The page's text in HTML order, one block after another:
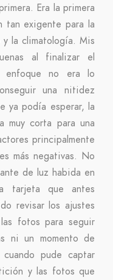
Era la primera
tan exigente para la
la climatología. Mis
al finalizar el
enfoque no era lo
una nitidez
ya podía esperar, la
muy corta para una
principalmente
más negativas. No
de luz habida en
tarjeta que antes
revisar los ajustes
fotos para seguir
ni un momento de
pude captar
y las fotos que